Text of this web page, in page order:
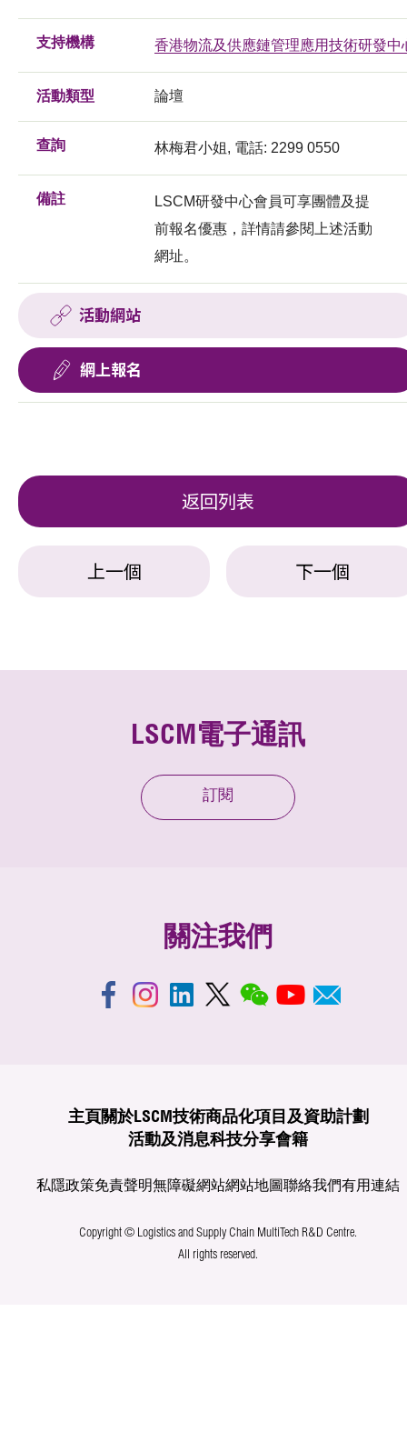
支持機構 香港物流及供應鏈管理應用技術研發中
活動類型 論壇
查詢 林梅君小姐, 電話: 2299 0550
備註
LSCM研發中心會員可享團體及提
前報名優惠，詳情請參閱上述活動
網址。
活動網站
網上報名
返回列表
上一個 下一個
LSCM電子通訊
訂閱
關注我們
主頁 關於LSCM技術商品化項目及資助計劃
活動及消息科技分享會籍
私隱政策免責聲明無障礙網站網站地圖聯絡我們有用連結
Copyright © Logistics and Supply Chain MultiTech R&D Centre.
All rights reserved.